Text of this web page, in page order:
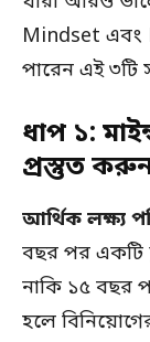
Mindset এবং
পারেন এই ৩টি
ধাপ ১:
প্রস্তুত
আর্থিক লক্ষ্য
বছর পর একটি
নাকি ১৫ বছর
হলে